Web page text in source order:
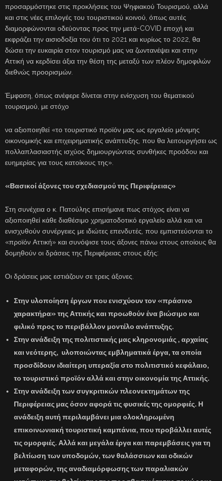
προσαρμόστηκε στις προκλήσεις του Ψηφιακού Τουρισμού, αλλά
και στις νέες επιλογές του τουριστικού κοινού, όπως αυτές
διαμορφώνονται οδεύοντας προς την μετά-COVID εποχή και
εκφράζει την αισιοδοξία του ότι το 2021 και κυρίως το 2022, θα
δώσει την ευκαιρία στον τουρισμό μας να ζωντανέψει και στην
Αττική να κερδίσει άξια την θέση της μεταξύ των πλέον δημοφιλών
διεθνώς προορισμών.
Έμφαση, όπως ανέφερε δίνεται στην ενίσχυση του θεματικού
τουρισμού, με στόχο
να αξιοποιηθεί «το τουριστικό προϊόν μας ως εργαλείο μόνιμης
οικονομικής και επιχειρηματικής ανάπτυξης, που θα λειτουργήσει ως
πολλαπλασιαστής ισχύος δημιουργώντας συνθήκες προόδου και
ευημερίας για τους κατοίκους της».
«Βασικοί άξονες του σχεδιασμού της Περιφέρειας»
Στη συνέχεια ο κ. Πατούλης επισήμανε πως στόχος είναι να
αξιοποιηθεί κάθε διαθέσιμο χρηματοδοτικό εργαλείο αλλά και να
ενισχυθούν συνέργειες με ιδιώτες επενδυτές, που εμπιστεύονται το
«προϊόν Αττική» και συνόψισε τους άξονες πάνω στους οποίους θα
δομηθούν οι δράσεις της Περιφέρειας στους εξής:
Οι δράσεις μας εστιάζουν σε τρεις άξονες.
Στην υλοποίηση έργων που ενισχύουν τον «πράσινο
χαρακτήρα» της Αττικής και προωθούν ένα βιώσιμο και
φιλικό προς το περιβάλλον μοντέλο ανάπτυξης.
Στην ανάδειξη της πολιτιστικής μας κληρονομιάς , αρχαίας
και νεότερης, υλοποιώντας εμβληματικά έργα, τα οποία
προσδίδουν ιδιαίτερη υπεραξία στο πολιτιστικό κεφάλαιο,
το τουριστικό προϊόν αλλά και στην οικονομία της Αττικής.
Στην ανάδειξη των συγκριτικών πλεονεκτημάτων της
Περιφέρειας μας όσον αφορά τις φυσικές της ομορφιές. Η
ανάδειξη αυτή περιλαμβάνει μια ολοκληρωμένη
επικοινωνιακή τουριστική καμπάνια, που προβάλλει αυτές
τις ομορφιές. Αλλά και μεγάλα έργα και παρεμβάσεις για τη
βελτίωση των υποδομών, των θαλάσσιων και οδικών
μεταφορών, της αναδιαμόρφωσης των παραλιακών